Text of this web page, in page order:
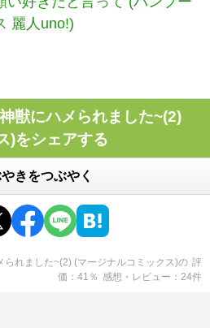
麗人uno!)
獣にハメられました~(2)
)をシェアする
きをつぶやく
れました~(2) (マージナルコミックス)の 評
価
41 ％ 感想・レビュー 24件